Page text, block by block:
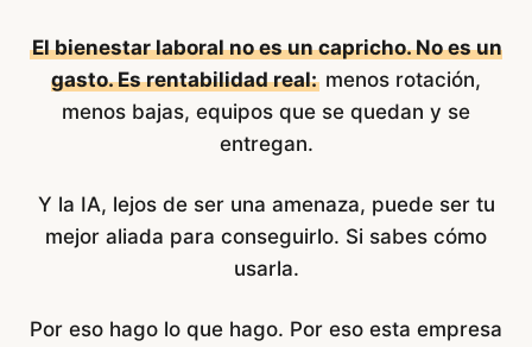
El bienestar laboral no es un capricho. No es un
gasto. Es rentabilidad real: menos rotación,
menos bajas, equipos que se quedan y se
entregan.
Y la IA, lejos de ser una amenaza, puede ser tu
mejor aliada para conseguirlo. Si sabes cómo
usarla.
Por eso hago lo que hago. Por eso esta empresa